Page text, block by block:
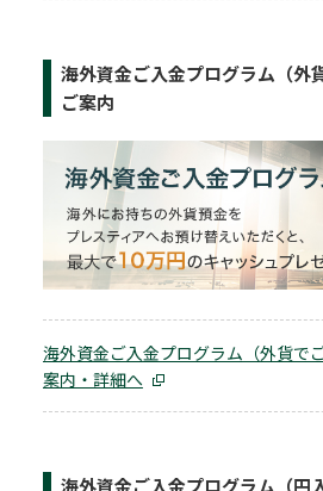
海外資金ご入金プログラム（外
ご案内
海外資金ご入金プログラム（外貨で
案内・詳細へ